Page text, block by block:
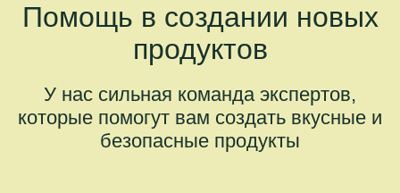
Помощь в создании новых
продуктов
У нас сильная команда экспертов,
которые помогут вам создать вкусные и
безопасные продукты